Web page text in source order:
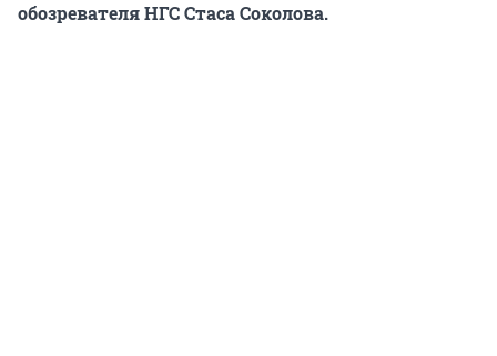
обозревателя НГС Стаса Соколова.